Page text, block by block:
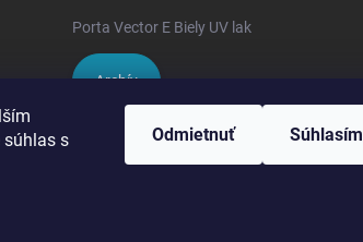
súhlas s
Odmietnuť Súhlasím
Porta Vector E Biely UV lak
Archív
- zmluvný partner